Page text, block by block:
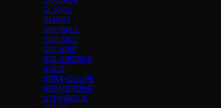
SLANZI
SMART
SNORKEL
SOILMEC
SOLARIS
SOLARISBUS
SOLO
SPRA-COUPE
SSANGYONG
STEINBOCK